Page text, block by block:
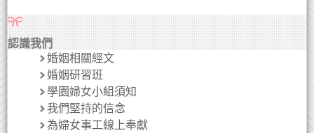
認識我們
婚姻相關經文
婚姻研習班
學園婦女小組須知
我們堅持的信念
為婦女事工線上奉獻